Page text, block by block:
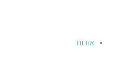
אודות